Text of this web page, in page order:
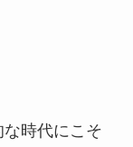
時代にこそ